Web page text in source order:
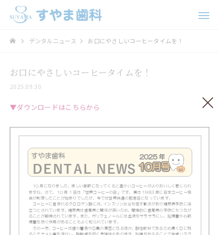
歯科口腔外科
ホワイトニング
デンタルニュース お口にやさしいコーヒータイムを！
お口にやさしいコーヒータイムを！
2025.09.30
▼ダウンロードはこちらから